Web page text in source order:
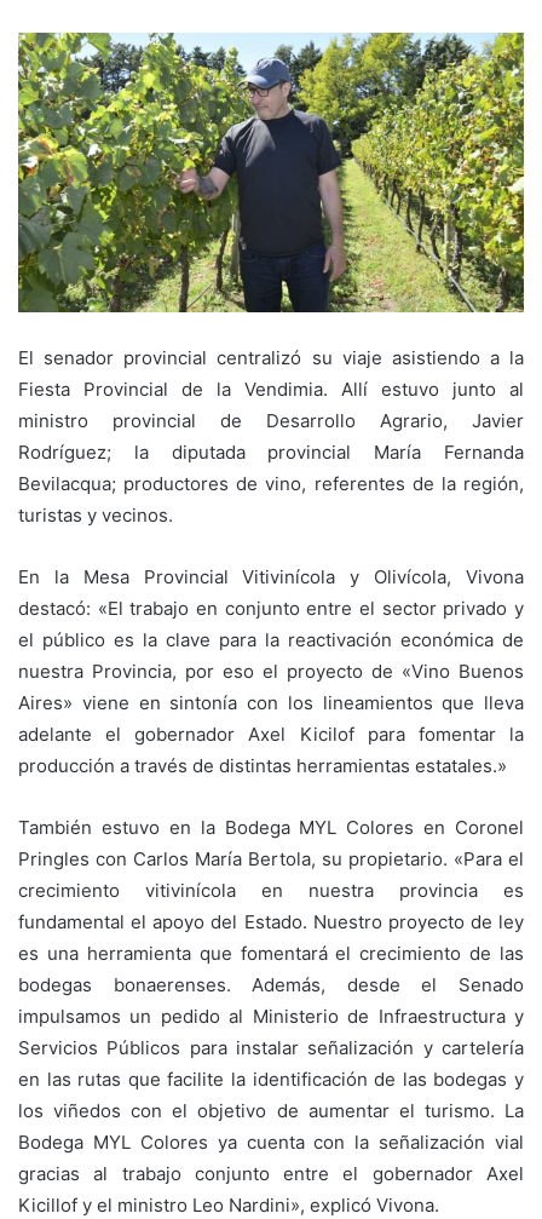
El senador provincial centralizó su viaje asistiendo a la
Fiesta Provincial de la Vendimia. Allí estuvo junto al
ministro provincial de Desarrollo Agrario, Javier
Rodríguez; la diputada provincial María Fernanda
Bevilacqua; productores de vino, referentes de la región,
turistas y vecinos.
En la Mesa Provincial Vitivinícola y Olivícola, Vivona
destacó: «El trabajo en conjunto entre el sector privado y
el público es la clave para la reactivación económica de
nuestra Provincia, por eso el proyecto de «Vino Buenos
Aires» viene en sintonía con los lineamientos que lleva
adelante el gobernador Axel Kicilof para fomentar la
producción a través de distintas herramientas estatales.»
También estuvo en la Bodega MYL Colores en Coronel
Pringles con Carlos María Bertola, su propietario. «Para el
crecimiento vitivinícola en nuestra provincia es
fundamental el apoyo del Estado. Nuestro proyecto de ley
es una herramienta que fomentará el crecimiento de las
bodegas bonaerenses. Además, desde el Senado
impulsamos un pedido al Ministerio de Infraestructura y
Servicios Públicos para instalar señalización y cartelería
en las rutas que facilite la identificación de las bodegas y
los viñedos con el objetivo de aumentar el turismo. La
Bodega MYL Colores ya cuenta con la señalización vial
gracias al trabajo conjunto entre el gobernador Axel
Kicillof y el ministro Leo Nardini», explicó Vivona.